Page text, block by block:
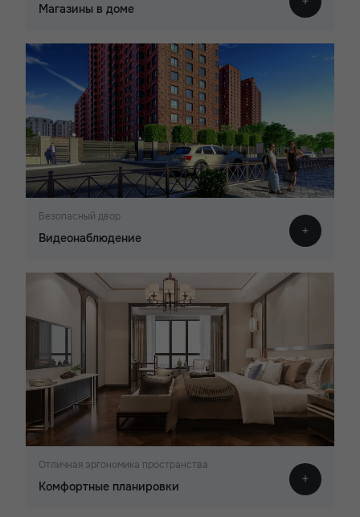
Магазины в доме
Безопасный двор
Видеонаблюдение
Отличная эргономика пространства
Комфортные планировки